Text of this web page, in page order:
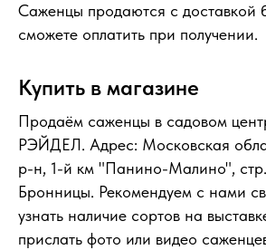
Саженцы продаются с доставкой
сможете оплатить при получении.
Купить в магазине
Продаём саженцы в садовом
РЭЙДЕЛ. Адрес: Московская
р-н, 1-й км "Панино-Малино", стр.
Бронницы. Рекомендуем с нами
узнать наличие сортов на
прислать фото или видео